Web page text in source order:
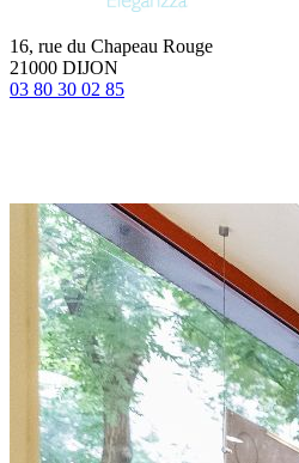
16, rue du Chapeau Rouge
21000 DIJON
03 80 30 02 85